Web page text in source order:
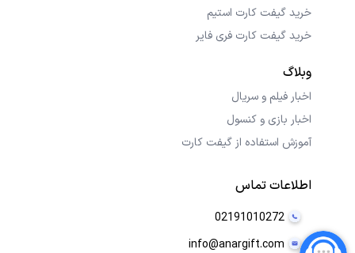
خرید گیفت کارت استیم
خرید گیفت کارت فری فایر
وبلاگ
اخبار فیلم و سریال
اخبار بازی و کنسول
آموزش استفاده از گیفت کارت
اطلاعات تماس
02191010272
info@anargift.com